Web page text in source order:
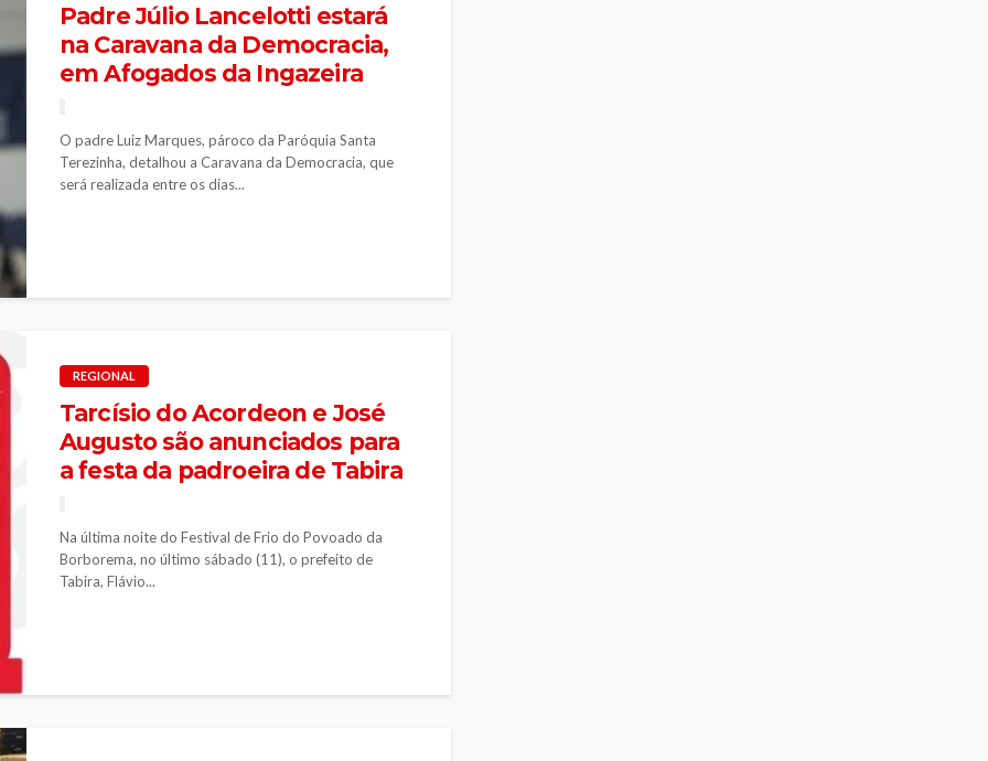
Padre Júlio Lancelotti estará
na Caravana da Democracia,
em Afogados da Ingazeira
O padre Luiz Marques, pároco da Paróquia Santa
Terezinha, detalhou a Caravana da Democracia, que
será realizada entre os dias...
REGIONAL
Tarcísio do Acordeon e José
Augusto são anunciados para
a festa da padroeira de Tabira
Na última noite do Festival de Frio do Povoado da
Borborema, no último sábado (11), o prefeito de
Tabira, Flávio...